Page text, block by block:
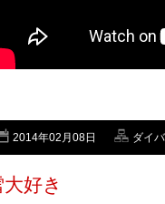
2014年02月08日 ダイ
大好き